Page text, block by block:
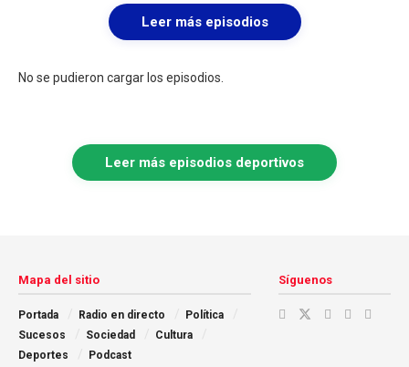
Leer más episodios
No se pudieron cargar los episodios.
Leer más episodios deportivos
Mapa del sitio
Portada Radio en directo
Política
Sucesos
Sociedad
Cultura
Deportes
Podcast
Síguenos